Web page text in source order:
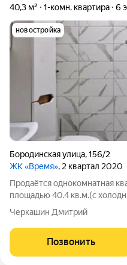
40,3 м² 1-комн. квартира 6
новостройка
Бородинская улица,156/2
ЖК «Время», 2 квартал 2020
Продаётся однокомнатная
площадью 40.4 кв.м.(с
расположенная по адресу:
Бородинская, дом 156/2.
нового монолитного дома,
Черкашин Дмитрий
Позвонить